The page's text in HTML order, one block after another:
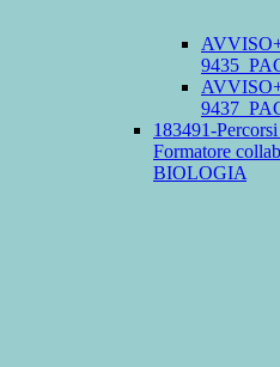
183491-
Formatore
BIOLOGIA